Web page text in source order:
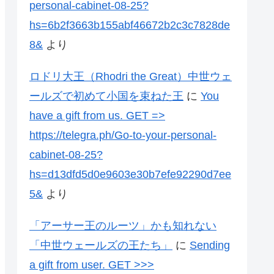
personal-cabinet-08-25?
hs=6b2f3663b155abf46672b2c3c7828de
8& より
ロドリ大王（Rhodri the Great）中世ウェ
ールズで初めて小国を束ねた王 に You
have a gift from us. GЕТ =>
https://telegra.ph/Go-to-your-personal-
cabinet-08-25?
hs=d13dfd5d0e9603e30b7efe92290d7ee
5& より
「アーサー王のルーツ」かも知れない
「中世ウェールズの王たち」
に Sending
a gift from user. GЕТ >>>